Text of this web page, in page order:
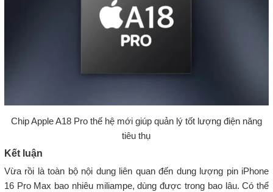
Chip Apple A18 Pro thế hệ mới giúp quản lý tốt lượng điện năng
tiêu thụ
Kết luận
Vừa rồi là toàn bộ nội dung liên quan đến dung lượng pin iPhone
16 Pro Max bao nhiêu miliampe, dùng được trong bao lâu. Có thể